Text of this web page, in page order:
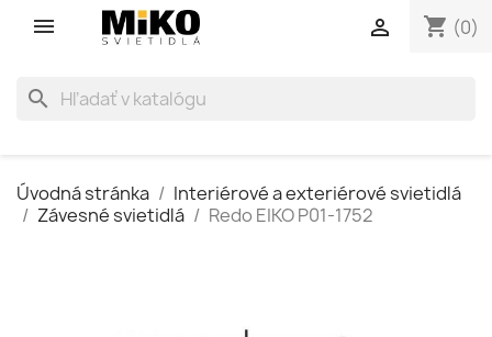
shopping_cart (0)

search
Úvodná stránka
Interiérové a exteriérové svietidlá
Závesné svietidlá
Redo EIKO P01-1752